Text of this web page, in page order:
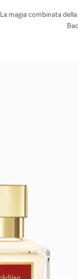
La magia combinata